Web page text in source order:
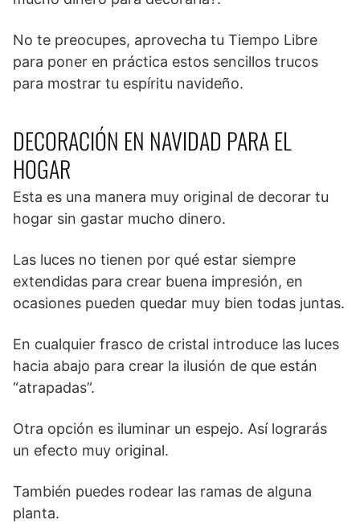
No te preocupes, aprovecha tu Tiempo Libre
para poner en práctica estos sencillos trucos
para mostrar tu espíritu navideño.
DECORACIÓN EN NAVIDAD PARA EL
HOGAR
Esta es una manera muy original de decorar tu
hogar sin gastar mucho dinero.
Las luces no tienen por qué estar siempre
extendidas para crear buena impresión, en
ocasiones pueden quedar muy bien todas juntas.
En cualquier frasco de cristal introduce las luces
hacia abajo para crear la ilusión de que están
“atrapadas”.
Otra opción es iluminar un espejo. Así lograrás
un efecto muy original.
También puedes rodear las ramas de alguna
planta.